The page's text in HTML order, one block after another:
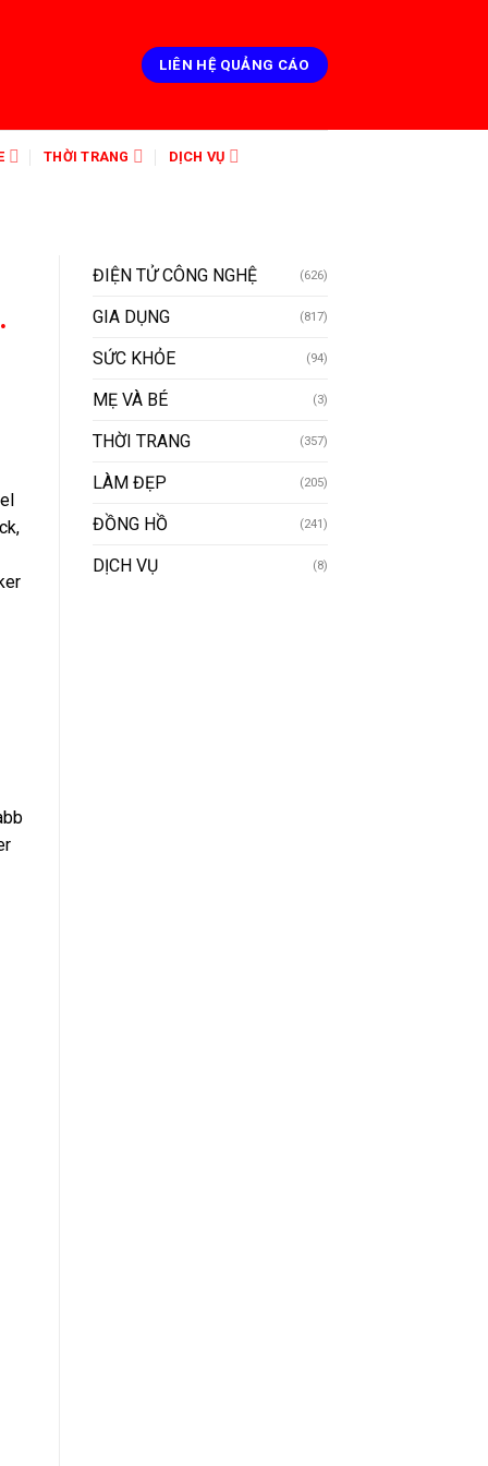
LIÊN HỆ QUẢNG CÁO
THỜI TRANG DỊCH VỤ
ĐIỆN TỬ CÔNG NGHỆ (626)
GIA DỤNG (817)
SỨC KHỎE (94)
MẸ VÀ BÉ (3)
THỜI TRANG (357)
LÀM ĐẸP (205)
ĐỒNG HỒ (241)
DỊCH VỤ (8)